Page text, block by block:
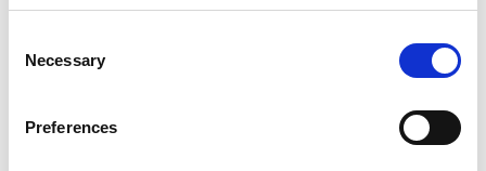
Selection
Necessary
Preferences
strategischen Partnerschaften von t’works unterstützt